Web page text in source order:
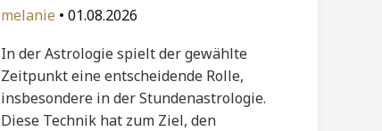
melanie •01.08.2026
In der Astrologie spielt der gewählte
Zeitpunkt eine entscheidende Rolle,
insbesondere in der Stundenastrologie.
Diese Technik hat zum Ziel, den